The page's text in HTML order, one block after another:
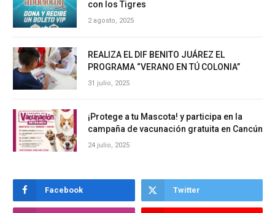
con los Tigres
2 agosto, 2025
REALIZA EL DIF BENITO JUÁREZ EL
PROGRAMA “VERANO EN TÚ COLONIA”
31 julio, 2025
¡Protege a tu Mascota! y participa en la
campaña de vacunación gratuita en Cancún
24 julio, 2025
Facebook Twitter